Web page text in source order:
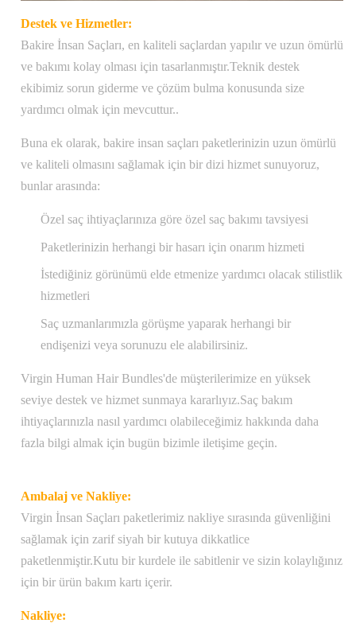
Destek ve Hizmetler:
Bakire İnsan Saçları, en kaliteli saçlardan yapılır ve uzun ömürlü
ve bakımı kolay olması için tasarlanmıştır.Teknik destek
ekibimiz sorun giderme ve çözüm bulma konusunda size
yardımcı olmak için mevcuttur..
Buna ek olarak, bakire insan saçları paketlerinizin uzun ömürlü
ve kaliteli olmasını sağlamak için bir dizi hizmet sunuyoruz,
bunlar arasında:
Özel saç ihtiyaçlarınıza göre özel saç bakımı tavsiyesi
Paketlerinizin herhangi bir hasarı için onarım hizmeti
İstediğiniz görünümü elde etmenize yardımcı olacak stilistlik
hizmetleri
Saç uzmanlarımızla görüşme yaparak herhangi bir
endişenizi veya sorunuzu ele alabilirsiniz.
Virgin Human Hair Bundles'de müşterilerimize en yüksek
seviye destek ve hizmet sunmaya kararlıyız.Saç bakım
ihtiyaçlarınızla nasıl yardımcı olabileceğimiz hakkında daha
fazla bilgi almak için bugün bizimle iletişime geçin.
Ambalaj ve Nakliye:
Virgin İnsan Saçları paketlerimiz nakliye sırasında güvenliğini
sağlamak için zarif siyah bir kutuya dikkatlice
paketlenmiştir.Kutu bir kurdele ile sabitlenir ve sizin kolaylığınız
için bir ürün bakım kartı içerir.
Nakliye: